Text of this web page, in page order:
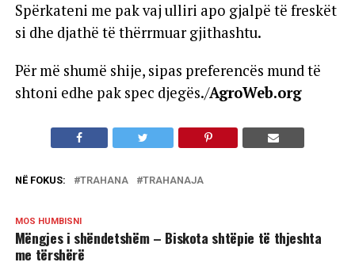
Spërkateni me pak vaj ulliri apo gjalpë të freskët
si dhe djathë të thërrmuar gjithashtu.
Për më shumë shije, sipas preferencës mund të
shtoni edhe pak spec djegës./AgroWeb.org
NË FOKUS: TRAHANA TRAHANAJA
MOS HUMBISNI
Mëngjes i shëndetshëm – Biskota shtëpie të thjeshta
me tërshërë